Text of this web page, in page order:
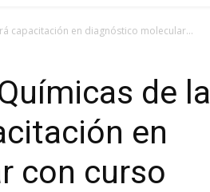
capacitación en diagnóstico molecular...
de la
en
con curso